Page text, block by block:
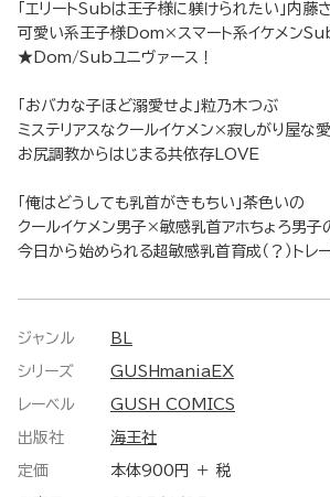
「エリートSubは王子様に躾けられたい」内藤
可愛い系王子様Dom×スマート系イケメン
★Dom/Subユニヴァース！
「おバカな子ほど溺愛せよ」粒乃木つぶ
ミステリアスなクールイケメン×寂しがり屋な
お尻調教からはじまる共依存LOVE
「俺はどうしても乳首がきもちい」茶色いの
クールイケメン男子×敏感乳首アホちょろ男子
今日から始められる超敏感乳首育成（？）トレ
ジャンル BL
シリーズ GUSHmaniaEX
レーベル GUSH COMICS
出版社 海王社
定価 本体900円 ＋ 税